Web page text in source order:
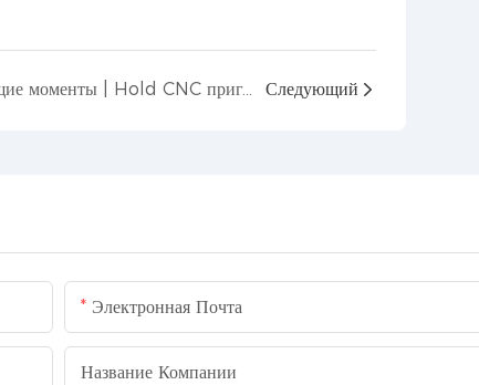
Захватывающие моменты | Hold CNC приглашает вас посетить Шанхайскую мебельную ярмарку Следующий
Электронная Почта
Название Компании